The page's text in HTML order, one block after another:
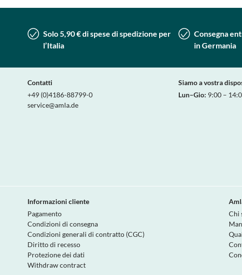
Solo 5,90 € di spese di spedizione per
l’Italia
Consegna
in Germania
Contatti
+49 (0)4186-88799-0
service@amla.de
Siamo a vostra
Lun–Gio: 9:00 –
Informazioni cliente
Pagamento
Condizioni di consegna
Condizioni generali di contratto (CGC)
Diritto di recesso
Protezione dei dati
Withdraw contract
Chi